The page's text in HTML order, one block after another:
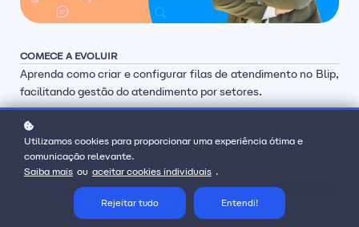
COMECE A EVOLUIR
Aprenda como criar e configurar filas de atendimento no Blip,
facilitando gestão do atendimento por setores.
Este treinamento foi desenvolvido para auxiliar o gestor na
hora de setorizar os atendimentos dentro da empresa através
da plataforma Blip.
PÚBLICO ALVO
Ponto Focal e Implantadores do projeto
Utilizamos cookies para proporcionar uma experiência ótima e
comunicação relevante.
Saiba mais ou aceitar cookies individuais .
Rejeitar tudo Entendi!